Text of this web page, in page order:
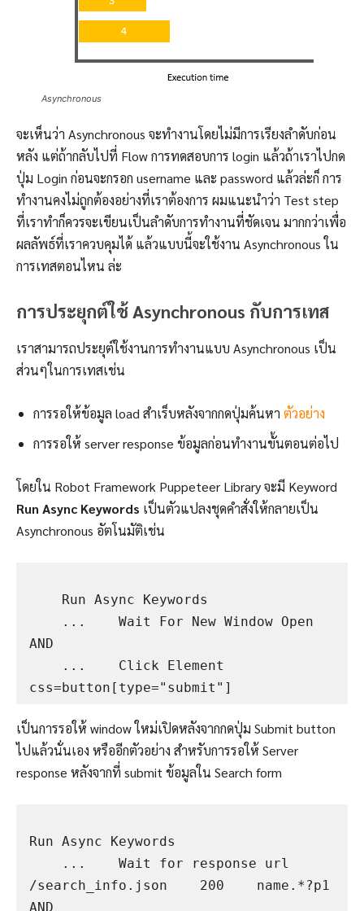
Asynchronous
จะเห็นว่า Asynchronous จะทำงานโดยไม่มีการเรียงลำดับก่อน
หลัง แต่ถ้ากลับไปที่ Flow การทดสอบการ login แล้วถ้าเราไปกด
ปุ่ม Login ก่อนจะกรอก username และ password แล้วล่ะก็ การ
ทำงานคงไม่ถูกต้องอย่างที่เราต้องการ ผมแนะนำว่า Test step
ที่เราทำก็ควรจะเขียนเป็นลำดับการทำงานที่ชัดเจน มากกว่าเพื่อ
ผลลัพธ์ที่เราควบคุมได้ แล้วแบบนี้จะใช้งาน Asynchronous ใน
การเทสตอนไหน ล่ะ
การประยุกต์ใช้ Asynchronous กับการเทส
เราสามารถประยุต์ใช้งานการทำงานแบบ Asynchronous เป็น
ส่วนๆในการเทสเช่น
การรอให้ข้อมูล load สำเร็บหลังจากกดปุ่มค้นหา ตัวอย่าง
การรอให้ server response ข้อมูลก่อนทำงานขั้นตอนต่อไป
โดยใน Robot Framework Puppeteer Library จะมี Keyword
Run Async Keywords เป็นตัวแปลงชุดคำสั่งให้กลายเป็น
Asynchronous อัตโนมัติเช่น
AND
เป็นการรอให้ window ใหม่เปิดหลังจากกดปุ่ม Submit button
ไปแล้วนั่นเอง หรืออีกตัวอย่าง สำหรับการรอให้ Server
response หลังจากที่ submit ข้อมูลใน Search form
Run Async Keywords
/search_info.json    200    name.*?p1
AND